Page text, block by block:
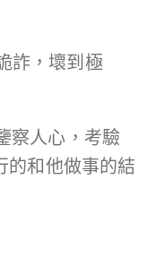
詐，壞到極
察人心，考驗
的和他做事的結